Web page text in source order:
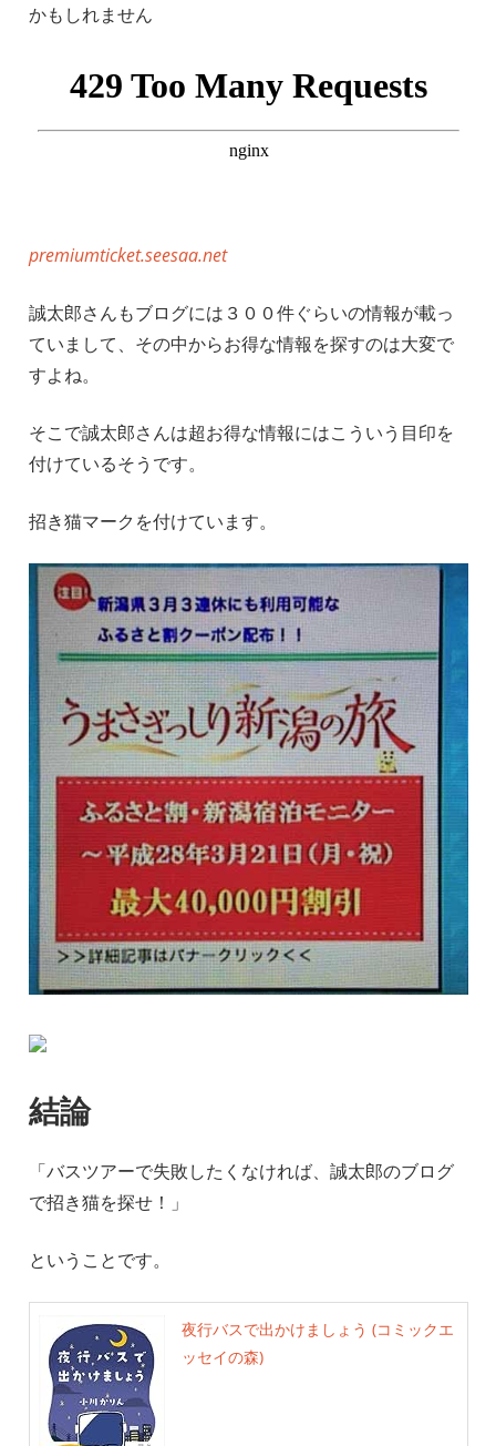
かもしれません
premiumticket.seesaa.net
誠太郎さんもブログには３００件ぐらいの情報が載っ
ていまして、その中からお得な情報を探すのは大変で
すよね。
そこで誠太郎さんは超お得な情報にはこういう目印を
付けているそうです。
招き猫マークを付けています。
結論
「バスツアーで失敗したくなければ、誠太郎のブログ
で招き猫を探せ！」
ということです。
夜行バスで出かけましょう (コミックエ
ッセイの森)